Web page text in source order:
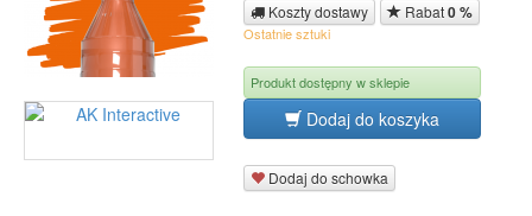
Koszty dostawy Rabat0 %
Ostatnie sztuki
Produkt dostępny w sklepie
Dodaj do koszyka
Dodaj do schowka